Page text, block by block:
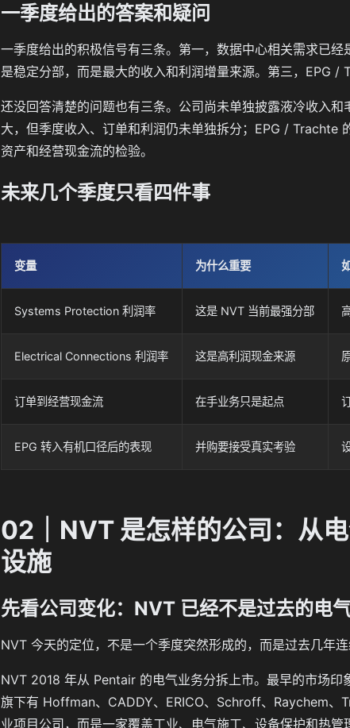
一季度给出的答案和疑问
一季度给出的积极信号有三条。第一，数据中心相关需求已
是稳定分部，而是最大的收入和利润增量来源。第三，EPG /
还没回答清楚的问题也有三条。公司尚未单独披露液冷收入
大，但季度收入、订单和利润仍未单独拆分；EPG / Trachte
资产和经营现金流的检验。
未来几个季度只看四件事
变量 为什么重要
Systems Protection 利润率 这是 NVT 当前最强分部
Electrical Connections 利润率 这是高利润现金来源
订单到经营现金流 在手业务只是起点
EPG 转入有机口径后的表现 并购要接受真实考验
02｜NVT 是怎样的公司：从
设施
先看公司变化：NVT 已经不是过去的电
NVT 今天的定位，不是一个季度突然形成的，而是过去几年连
NVT 2018 年从 Pentair 的电气业务分拆上市。最早的市场印
旗下有 Hoffman、CADDY、ERICO、Schroff、Raychem、
业项目公司，而是一家覆盖工业、电气施工、设备保护和热管